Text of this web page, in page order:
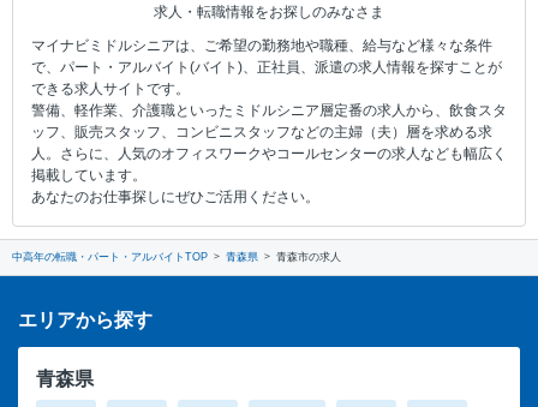
求人・転職情報をお探しのみなさま
マイナビミドルシニアは、ご希望の勤務地や職種、給与など様々な条件
で、パート・アルバイト(バイト)、正社員、派遣の求人情報を探すことが
できる求人サイトです。
警備、軽作業、介護職といったミドルシニア層定番の求人から、飲食スタ
ッフ、販売スタッフ、コンビニスタッフなどの主婦（夫）層を求める求
人。さらに、人気のオフィスワークやコールセンターの求人なども幅広く
掲載しています。
あなたのお仕事探しにぜひご活用ください。
中高年の転職・パート・アルバイトTOP 青森県 青森市の求人
エリアから探す
青森県